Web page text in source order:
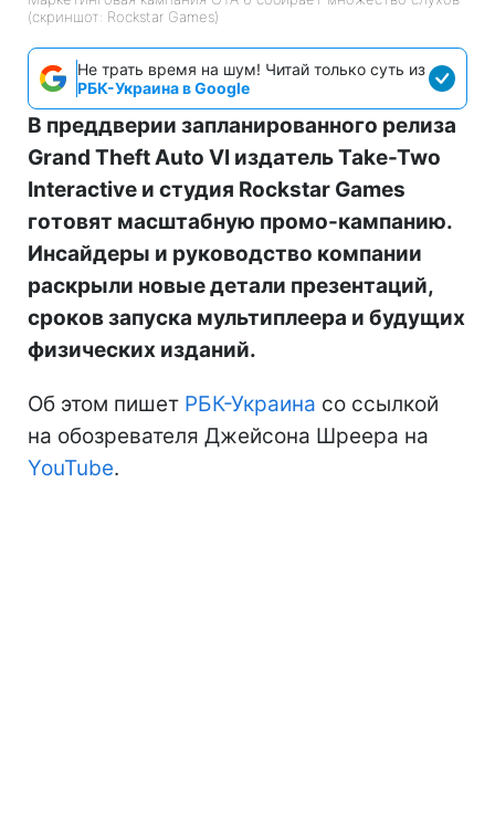
(скриншот: Rockstar Games)
Не трать время на шум! Читай только суть из
РБК-Украина в Google
В преддверии запланированного релиза
Grand Theft Auto VI издатель Take-Two
Interactive и студия Rockstar Games
готовят масштабную промо-кампанию.
Инсайдеры и руководство компании
раскрыли новые детали презентаций,
сроков запуска мультиплеера и будущих
физических изданий.
Об этом пишет РБК-Украина со ссылкой
на обозревателя Джейсона Шреера на
YouTube.